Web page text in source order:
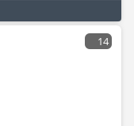
14